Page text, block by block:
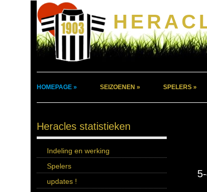
HOMEPAGE » SEIZOENEN » SPELERS »
Heracles statistieken
Indeling en werking
Spelers
updates !